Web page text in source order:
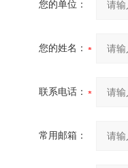
您的单位：
您的姓名：
联系电话：
常用邮箱：